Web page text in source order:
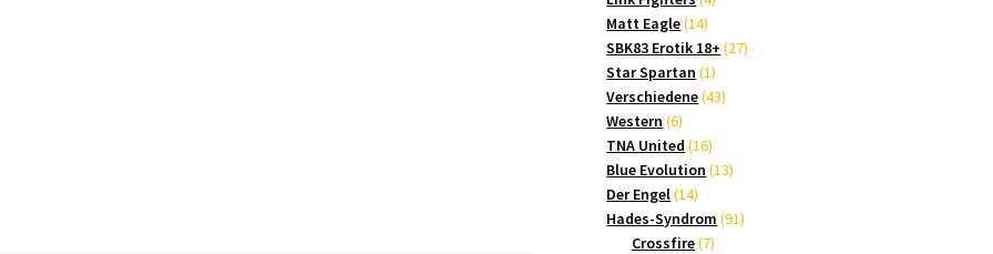
Matt Eagle 1414
Produkte
SBK83 Erotik 18+ 2727
Star Spartan 11
Produkt
Verschiedene 4343
Western 66
Produkte
TNA United 1616
Produkte
Blue Evolution 1313
Der Engel 1414
Produkte
Hades-Syndrom 9191
Crossfire 77